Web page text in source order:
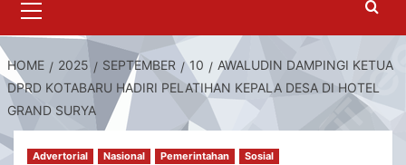
Menu
HOME 2025 SEPTEMBER 10
AWALUDIN DAMPINGI KETUA
DPRD KOTABARU HADIRI PELATIHAN KEPALA DESA DI HOTEL
GRAND SURYA
Advertorial Nasional Pemerintahan Sosial